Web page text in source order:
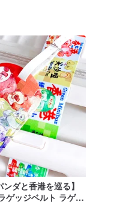
ンダと香港を巡る】
ゲッジベルト ラゲッ
念品 地元